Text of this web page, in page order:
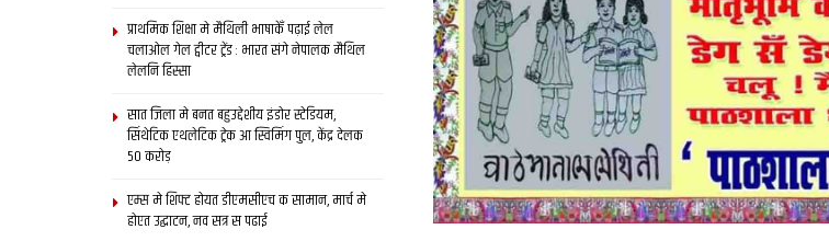
प्राथमिक शि‍क्षा मे मैथि‍ली भाषाकेँ पढ़ाई लेल
चलाओल गेल ट्वीटर ट्रेंड : भारत संगे नेपालक मैथिल
लेलनि हिस्सा
सात जिला मे बनत बहुउद्देशीय इंडोर स्‍टेडि‍यम,
सिंथेटिक एथलेटिक ट्रेक आ स्विमिंग पुल, केंद्र देलक
50 करोड़
एम्स मे शिफ्ट होयत डीएमसीएच क सामान, मार्च मे
होएत उद्घाटन, नव सत्र स पढाई